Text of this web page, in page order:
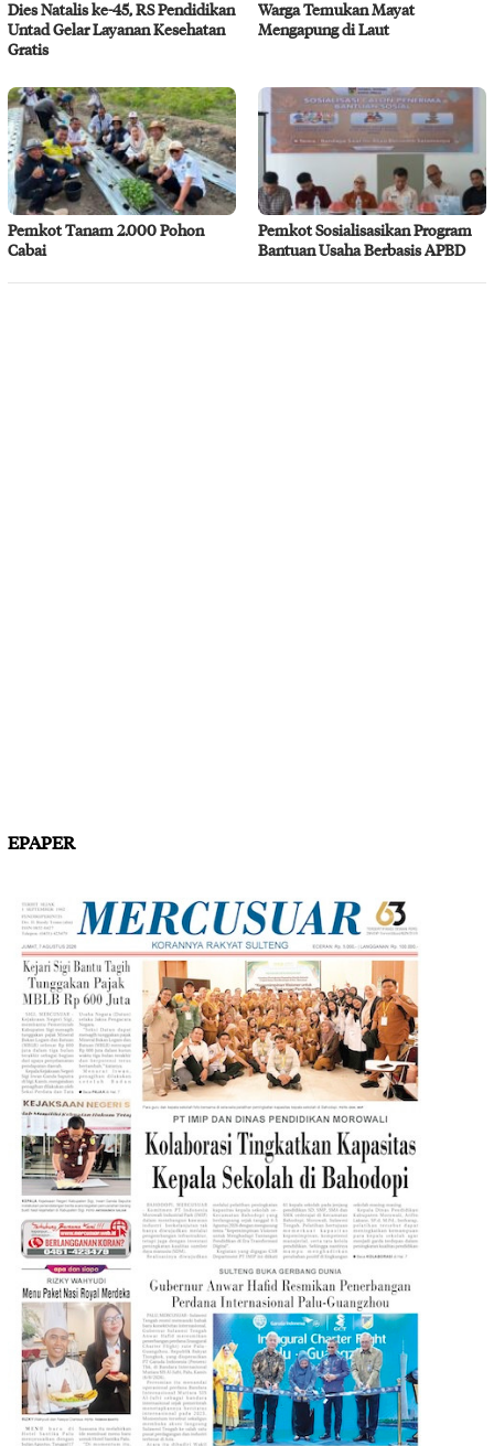
Dies Natalis ke-45, RS Pendidikan
Untad Gelar Layanan Kesehatan
Gratis
Warga Temukan Mayat
Mengapung di Laut
Pemkot Tanam 2.000 Pohon
Cabai
Pemkot Sosialisasikan Program
Bantuan Usaha Berbasis APBD
EPAPER